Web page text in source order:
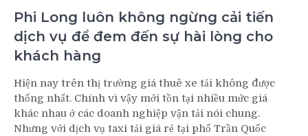
Phi Long luôn không ngừng cải tiến
dịch vụ để đem đến sự hài lòng cho
khách hàng
Hiện nay trên thị trường giá thuê xe tải không được
thống nhất. Chính vì vậy mới tồn tại nhiều mức giá
khác nhau ở các doanh nghiệp vận tải nói chung.
Nhưng với dịch vụ taxi tải giá rẻ tại phố Trần Quốc